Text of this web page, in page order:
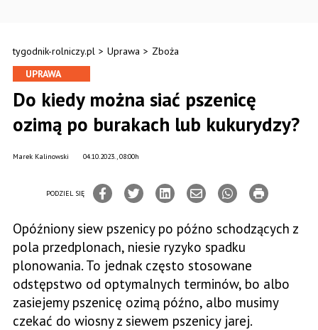
tygodnik-rolniczy.pl > Uprawa > Zboża
UPRAWA
Do kiedy można siać pszenicę
ozimą po burakach lub kukurydzy?
04.10.2023., 08:00h
Marek Kalinowski
PODZIEL SIĘ
Opóźniony siew pszenicy po późno schodzących z
pola przedplonach, niesie ryzyko spadku
plonowania. To jednak często stosowane
odstępstwo od optymalnych terminów, bo albo
zasiejemy pszenicę ozimą późno, albo musimy
czekać do wiosny z siewem pszenicy jarej.